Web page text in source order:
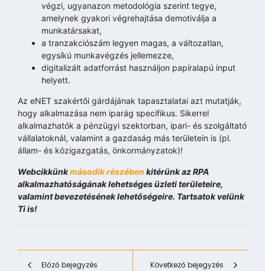
végzi, ugyanazon metodológia szerint tegye,
amelynek gyakori végrehajtása demotiválja a
munkatársakat,
a tranzakciószám legyen magas, a változatlan,
egysíkú munkavégzés jellemezze,
digitalizált adatforrást használjon papíralapú input
helyett.
Az eNET szakértői gárdájának tapasztalatai azt mutatják,
hogy alkalmazása nem iparág specifikus. Sikerrel
alkalmazhatók a pénzügyi szektorban, ipari- és szolgáltató
vállalatoknál, valamint a gazdaság más területein is (pl.
állam- és közigazgatás, önkormányzatok)!
Webcikkünkmásodik részében kitérünk az RPA
alkalmazhatóságának lehetséges üzleti területeire,
valamint bevezetésének lehetőségeire. Tartsatok velünk
Ti is!
Előző bejegyzés Következő bejegyzés